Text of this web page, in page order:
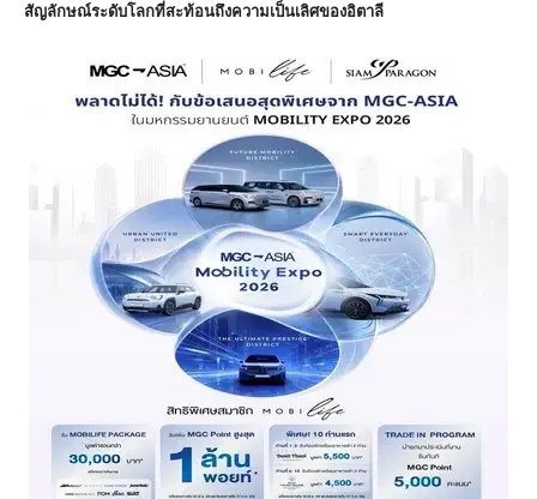
สัญลักษณ์ระดับโลกที่สะท้อนถึงความเป็นเลิศของอิตาลี